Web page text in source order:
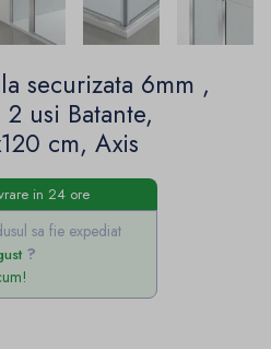
securizata 6mm ,
usi Batante,
cm, Axis
in 24 ore
sa fie expediat